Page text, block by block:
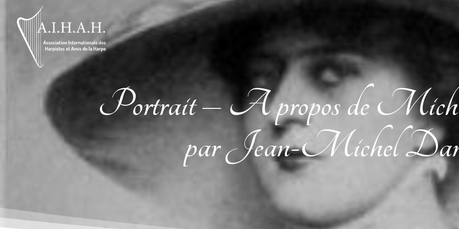
Portrait – A propos de
par Jean-Michel